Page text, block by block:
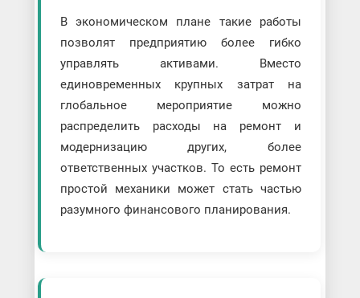
В экономическом плане такие работы
позволят предприятию более гибко
управлять активами. Вместо
единовременных крупных затрат на
глобальное мероприятие можно
распределить расходы на ремонт и
модернизацию других, более
ответственных участков. То есть ремонт
простой механики может стать частью
разумного финансового планирования.